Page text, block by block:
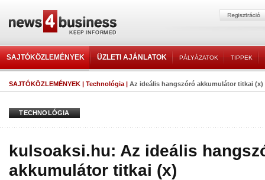
SAJTÓKÖZLEMÉNYEK ÜZLETI AJÁNLATOK PÁLYÁZATOK TIPPEK
SAJTÓKÖZLEMÉNYEK | Technológia | Az ideális hangszóró akkumulátor titkai (x)
TECHNOLÓGIA
kulsoaksi.hu: Az ideális
akkumulátor titkai (x)